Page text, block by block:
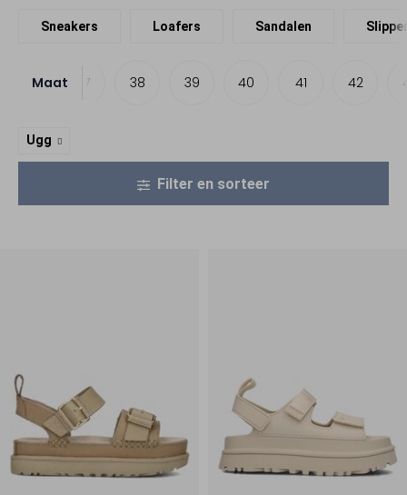
Sneakers Loafers Sandalen
Maat
36 37 38 39 40 41 42
Ugg
Filter en sorteer